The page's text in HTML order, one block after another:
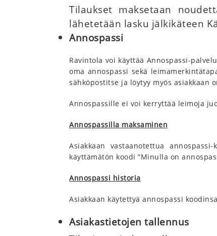
Tilaukset maksetaan
lähetetään lasku jälkikäteen
Annospassi
Ravintola voi käyttää Annospassi-
oma annospassi sekä
sähköpostitse ja löytyy myös asiakkaan
Annospassille ei voi kerryttää leimoja
Annospassilla maksaminen
Asiakkaan vastaanotettua
käyttämätön koodi ”Minulla on
Annospassi historia
Asiakkaan käytettyä annospassi
Asiakastietojen tallennus